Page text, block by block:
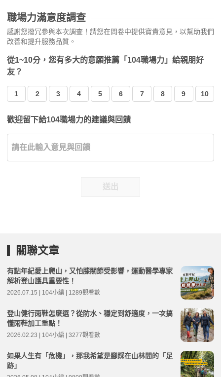
職場力滿意度調查
感謝您撥冗參與本次調查！請您在問卷中提供寶貴意見，以幫助我們
改善和提升服務品質。
從1~10分，您有多大的意願推薦「104職場力」給親朋好
友？
1 2 3 4 5 6 7 8 9 10
歡迎留下給104職場力的建議與回饋
送出
關聯文章
有點年紀愛上爬山，又怕膝關節受影響，運動醫學專家
解析登山護具重要性！
2026.07.15 | 104小編 | 1289觀看數
登山健行雨鞋怎麼選？從防水、穩定到舒適度，一次搞
懂雨鞋加工重點！
2026.02.23 | 104小編 | 3277觀看數
如果人生有「危機」，那我希望是腳踩在山林間的「足
跡」